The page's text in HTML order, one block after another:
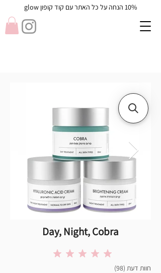
10% הנחה על כל האתר עם קוד קופון glow
Day, Night, Cobra
הדירוג הממוצא הוא 5 מתוך 5
(98) חוות דעת